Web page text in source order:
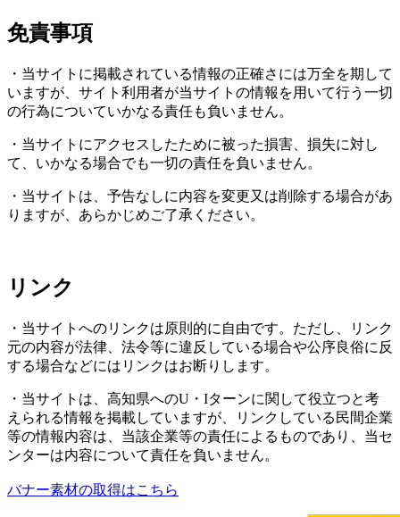
免責事項
・当サイトに掲載されている情報の正確さには万全を期して
いますが、サイト利用者が当サイトの情報を用いて行う一切
の行為についていかなる責任も負いません。
・当サイトにアクセスしたために被った損害、損失に対し
て、いかなる場合でも一切の責任を負いません。
・当サイトは、予告なしに内容を変更又は削除する場合があ
りますが、あらかじめご了承ください。
リンク
・当サイトへのリンクは原則的に自由です。ただし、リンク
元の内容が法律、法令等に違反している場合や公序良俗に反
する場合などにはリンクはお断りします。
・当サイトは、高知県へのU・Iターンに関して役立つと考
えられる情報を掲載していますが、リンクしている民間企業
等の情報内容は、当該企業等の責任によるものであり、当セ
ンターは内容について責任を負いません。
バナー素材の取得はこちら